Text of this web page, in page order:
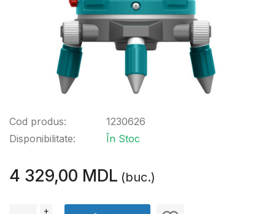
Cod produs:
Disponibilitate:
1230626
În Stoc
4 329,00 MDL (buc.)
+